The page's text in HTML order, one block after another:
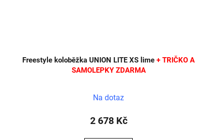
Freestyle koloběžka UNION LITE XS lime + TRIČKO A
SAMOLEPKY ZDARMA
Na dotaz
2 678 Kč